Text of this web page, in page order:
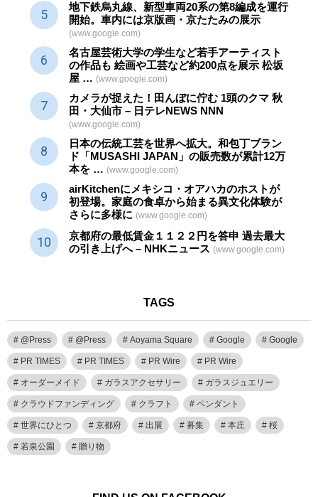
地下鉄烏丸線、新型車両20系の第8編成を運行
開始。車内には京版画・京たたみの展示
(www.google.com)
名古屋芸術大学の学生など若手アーティスト
の作品も 絵画や工芸など約200点を展示 松坂
屋 … (www.google.com)
カメラが捉えた！田んぼに佇む 1頭のクマ 秋
田・大仙市 – 日テレNEWS NNN
(www.google.com)
日本の伝統工芸を世界へ拡大。和包丁ブラン
ド「MUSASHI JAPAN」の販売数が累計12万
本を … (www.google.com)
airKitchenにメキシコ・オアハカのホストが
初登場。家庭の食卓から始まる異文化体験が
さらに多様に (www.google.com)
京都府の最低賃金１１２２円を答申 過去最大
の引き上げへ – NHKニュース (www.google.com)
TAGS
@Press @Press Aoyama Square Google Google
PR TIMES PR TIMES PR Wire PR Wire
オーダーメイド ガラスアクセサリー ガラスジュエリー
クラウドファンディング クラフト ペンダント
世界にひとつ 京都府 出展 募集 本庄 桜
若泉公園 贈り物